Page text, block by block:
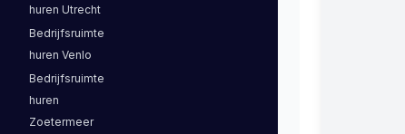
huren Utrecht
Bedrijfsruimte
huren Venlo
Bedrijfsruimte
huren
Zoetermeer